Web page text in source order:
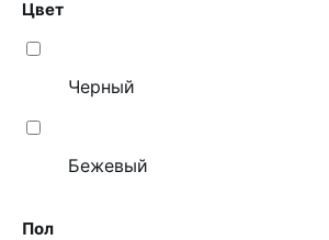
Цвет
Черный
Бежевый
Пол